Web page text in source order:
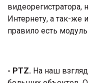
Интернету, а так-же
правило есть
- PTZ. На наш